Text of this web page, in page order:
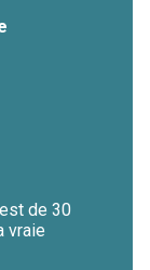
de 30
vraie